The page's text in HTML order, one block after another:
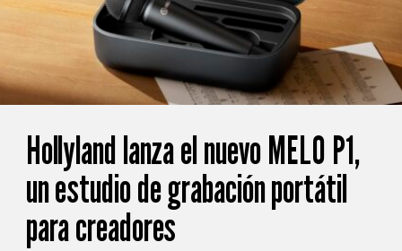
Hollyland lanza el nuevo MELO P1,
un estudio de grabación portátil
para creadores